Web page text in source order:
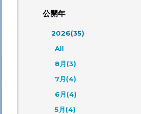
公開年
2026(35)
All
8月(3)
7月(4)
6月(4)
5月(4)